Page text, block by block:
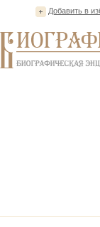
Добавить в